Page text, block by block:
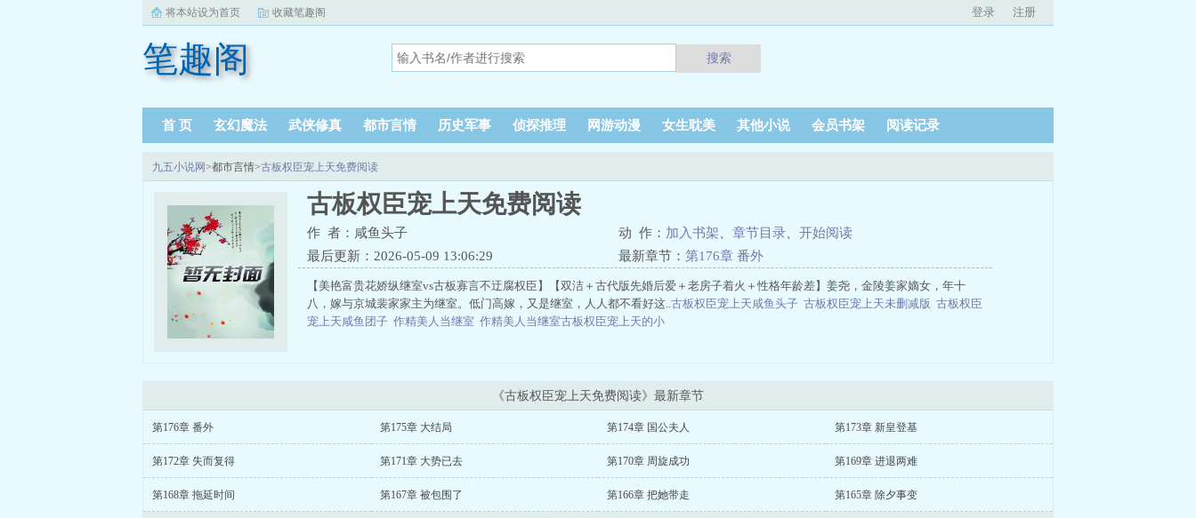
将本站设为首页 收藏笔趣阁 登录 注册
笔趣阁 搜索
首 页 玄幻魔法 武侠修真 都市言情 历史军事 侦探推理 网游动漫 女生耽美 其他小说 会员书架 阅读记录
九五小说网>都市言情>古板权臣宠上天免费阅读
古板权臣宠上天免费阅读
作 者：咸鱼头子 动 作： 加入书架 章节目录
开始阅读
最后更新：2026-05-09 13:06:29
最新章节： 第176章 番外
【美艳富贵花娇纵继室vs古板寡言不迂腐权臣】【双洁＋古代版先婚后爱＋老房子着火＋性格年龄差】姜尧，金陵姜家嫡女，年十
八，嫁与京城裴家家主为继室。低门高嫁，又是继室，人人都不看好这..古板权臣宠上天咸鱼头子 古板权臣宠上天未删减版 古板权臣
宠上天咸鱼团子 作精美人当继室 作精美人当继室古板权臣宠上天的小
《古板权臣宠上天免费阅读》最新章节
第176章 番外 第175章 大结局 第174章 国公夫人 第173章 新皇登基
第172章 失而复得 第171章 大势已去 第170章 周旋成功 第169章 进退两难
第168章 拖延时间 第167章 被包围了 第166章 把她带走 第165章 除夕事变